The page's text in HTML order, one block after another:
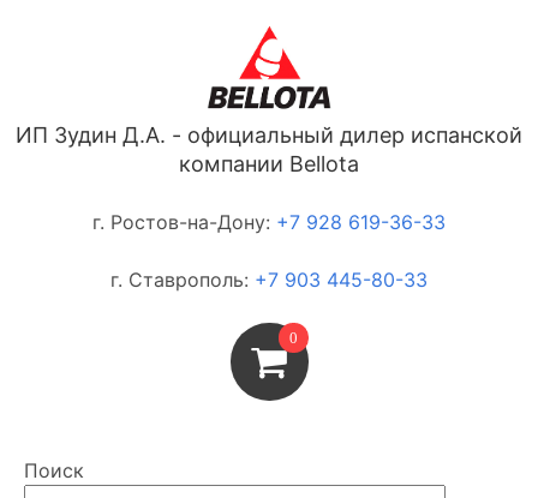
ИП Зудин Д.А. - официальный дилер испанской
компании Bellota
г. Ростов-на-Дону: +7 928 619-36-33
г. Ставрополь: +7 903 445-80-33
0
Поиск